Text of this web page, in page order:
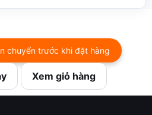
chuyển trước khi đặt hàng
Xem giỏ hàng